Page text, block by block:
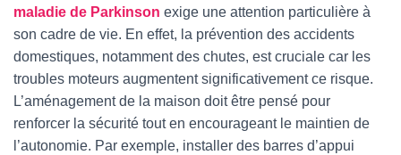
maladie de Parkinson exige une attention particulière à
son cadre de vie. En effet, la prévention des accidents
domestiques, notamment des chutes, est cruciale car les
troubles moteurs augmentent significativement ce risque.
L’aménagement de la maison doit être pensé pour
renforcer la sécurité tout en encourageant le maintien de
l’autonomie. Par exemple, installer des barres d’appui